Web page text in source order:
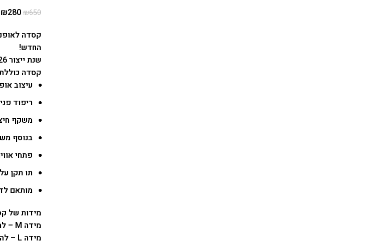
₪650
₪280
החדש!
שנת ייצור 2026.
קסדה
עיצוב
ריפוד
משקף
בנוסף
פתחי
תו תקן
מותאם
מידות של
מידה M – להיקף ראש 57-58cm לנוער עד גיל 30.
מידה L – להיקף ראש לבוגרים ומבוגרים.